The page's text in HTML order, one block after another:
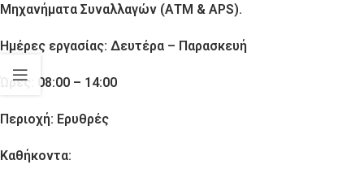
Μηχανήματα Συναλλαγών (ΑΤΜ & APS).
Ημέρες εργασίας: Δευτέρα – Παρασκευή
Ώρες: 08:00 – 14:00
Περιοχή: Ερυθρές
Καθήκοντα: